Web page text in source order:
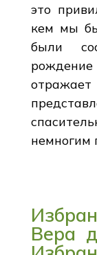
это
кем мы
были
немногим
Вера